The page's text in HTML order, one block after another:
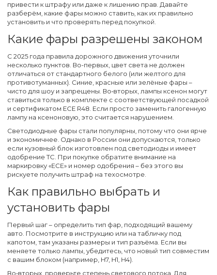
привести к штрафу или даже к лишению прав. Давайте
разберём, какие фары можно ставить, как их правильно
установить и что проверять перед покупкой.
Какие фары разрешены законом
С 2025 года правила дорожного движения уточнили
несколько пунктов. Во-первых, цвет света не должен
отличаться от стандартного белого (или желтого для
противотуманных). Синие, красные или зелёные фары –
чисто для шоу и запрещены. Во‑вторых, лампы ксенон могут
ставиться только в комплекте с соответствующей посадкой
и сертификатом ECE R48. Если просто заменить галогенную
лампу на ксеноновую, это считается нарушением.
Светодиодные фары стали популярны, потому что они ярче
и экономичнее. Однако в России они допускаются, только
если кузовный блок изготовлен под светодиоды и имеет
одобрение ТС. При покупке обратите внимание на
маркировку «ECE» и номер одобрения – без этого вы
рискуете получить штраф на техосмотре.
Как правильно выбрать и
установить фары
Первый шаг – определить тип фар, подходящий вашему
авто. Посмотрите в инструкцию или на табличку под
капотом, там указаны размеры и тип разъёма. Если вы
меняете только лампы, убедитесь, что новый тип совместим
с вашим блоком (например, H7, H1, H4).
Во‑вторых, проверьте степень светового потока. Для